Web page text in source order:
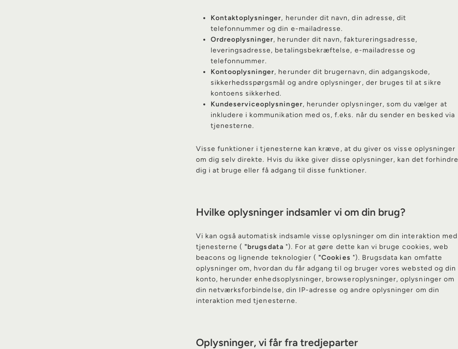
Kontaktoplysninger, herunder dit navn, din adresse, dit
telefonnummer og din e-mailadresse.
Ordreoplysninger, herunder dit navn, faktureringsadresse,
leveringsadresse, betalingsbekræftelse, e-mailadresse og
telefonnummer.
Kontooplysninger, herunder dit brugernavn, din adgangskode,
sikkerhedsspørgsmål og andre oplysninger, der bruges til at sikre
kontoens sikkerhed.
Kundeserviceoplysninger, herunder oplysninger, som du vælger at
inkludere i kommunikation med os, f.eks. når du sender en besked via
tjenesterne.
Visse funktioner i tjenesterne kan kræve, at du giver os visse oplysninger
om dig selv direkte. Hvis du ikke giver disse oplysninger, kan det forhindre
dig i at bruge eller få adgang til disse funktioner.
Hvilke oplysninger indsamler vi om din brug?
Vi kan også automatisk indsamle visse oplysninger om din interaktion med
tjenesterne ("brugsdata "). For at gøre dette kan vi bruge cookies, web
beacons og lignende teknologier ("Cookies "). Brugsdata kan omfatte
oplysninger om, hvordan du får adgang til og bruger vores websted og din
konto, herunder enhedsoplysninger, browseroplysninger, oplysninger om
din netværksforbindelse, din IP-adresse og andre oplysninger om din
interaktion med tjenesterne.
Oplysninger, vi får fra tredjeparter